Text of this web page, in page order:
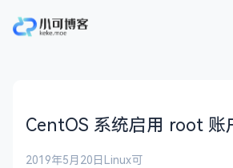
CentOS 系统启用 root 账
2019年5月20日Linux可